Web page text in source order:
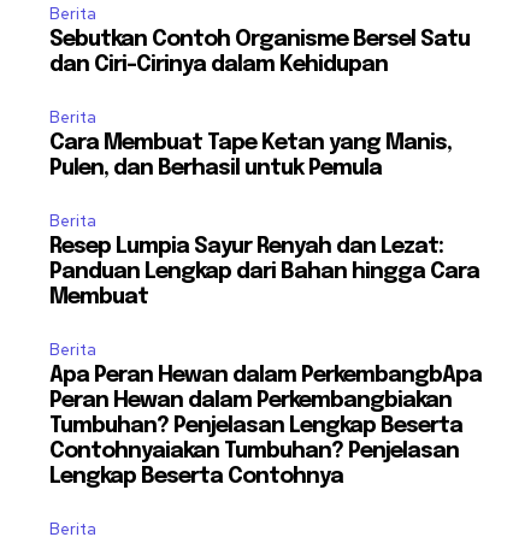
Berita
Sebutkan Contoh Organisme Bersel Satu
dan Ciri-Cirinya dalam Kehidupan
Berita
Cara Membuat Tape Ketan yang Manis,
Pulen, dan Berhasil untuk Pemula
Berita
Resep Lumpia Sayur Renyah dan Lezat:
Panduan Lengkap dari Bahan hingga Cara
Membuat
Berita
Apa Peran Hewan dalam PerkembangbApa
Peran Hewan dalam Perkembangbiakan
Tumbuhan? Penjelasan Lengkap Beserta
Contohnyaiakan Tumbuhan? Penjelasan
Lengkap Beserta Contohnya
Berita